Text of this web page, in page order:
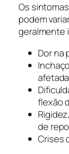
Os
podem
geralmente
Dor na
afetada
flexão
de
Crises